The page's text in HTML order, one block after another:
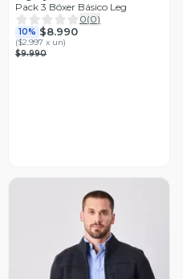
Pack 3 Bóxer Básico Leg
0(0)
10% $8.990
($2.997 x un)
$9.990